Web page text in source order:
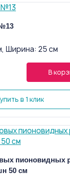
Ширина: 25 см
В
в 1 клик
пионовидных
50 см